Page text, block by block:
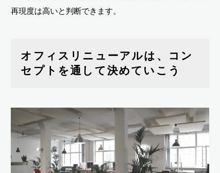
再現度は高いと判断できます。
オフィスリニューアルは、コン
セプトを通して決めていこう